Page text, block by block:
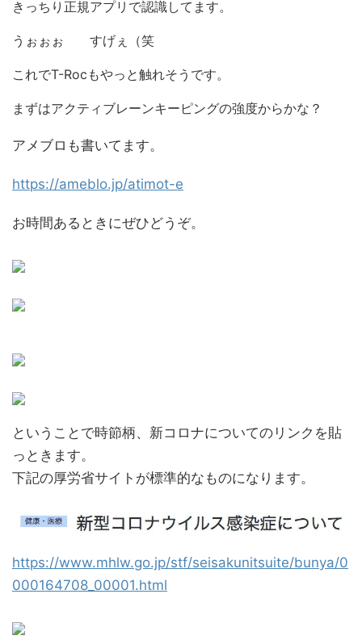
きっちり正規アプリで認識してます。
うぉぉぉ すげぇ（笑
これでT-Rocもやっと触れそうです。
まずはアクティブレーンキーピングの強度からかな？
アメブロも書いてます。
https://ameblo.jp/atimot-e
お時間あるときにぜひどうぞ。
ということで時節柄、新コロナについてのリンクを貼
っときます。
下記の厚労省サイトが標準的なものになります。
https://www.mhlw.go.jp/stf/seisakunitsuite/bunya/0
000164708_00001.html